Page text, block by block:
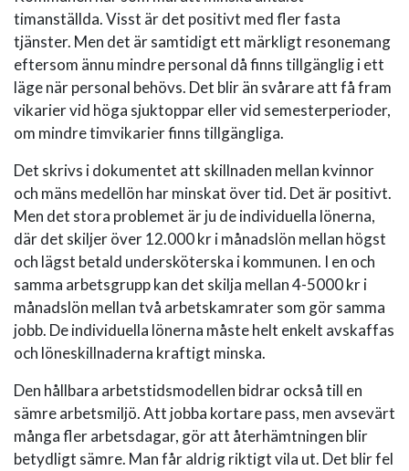
timanställda. Visst är det positivt med fler fasta
tjänster. Men det är samtidigt ett märkligt resonemang
eftersom ännu mindre personal då finns tillgänglig i ett
läge när personal behövs. Det blir än svårare att få fram
vikarier vid höga sjuktoppar eller vid semesterperioder,
om mindre timvikarier finns tillgängliga.
Det skrivs i dokumentet att skillnaden mellan kvinnor
och mäns medellön har minskat över tid. Det är positivt.
Men det stora problemet är ju de individuella lönerna,
där det skiljer över 12.000 kr i månadslön mellan högst
och lägst betald undersköterska i kommunen. I en och
samma arbetsgrupp kan det skilja mellan 4-5000 kr i
månadslön mellan två arbetskamrater som gör samma
jobb. De individuella lönerna måste helt enkelt avskaffas
och löneskillnaderna kraftigt minska.
Den hållbara arbetstidsmodellen bidrar också till en
sämre arbetsmiljö. Att jobba kortare pass, men avsevärt
många fler arbetsdagar, gör att återhämtningen blir
betydligt sämre. Man får aldrig riktigt vila ut. Det blir fel